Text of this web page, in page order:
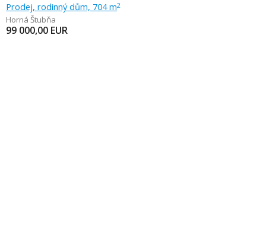
Prodej, rodinný dům, 704 m2
Horná Štubňa
99 000,00 EUR